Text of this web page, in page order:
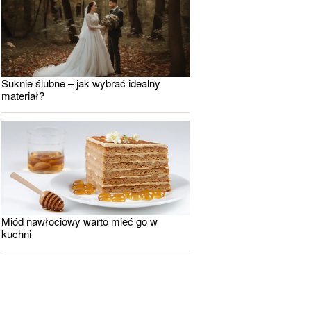
Suknie ślubne – jak wybrać idealny
materiał?
Miód nawłociowy warto mieć go w
kuchni